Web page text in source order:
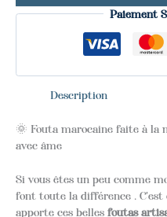
Paiement
Description
🌞 Fouta marocaine faite à
avec âme
Si vous êtes un peu comme
font toute la différence .
apporte ces belles foutas